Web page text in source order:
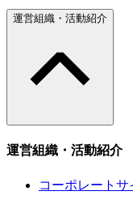
運営組織・活動紹介
運営組織・活動紹介
コーポレートサ